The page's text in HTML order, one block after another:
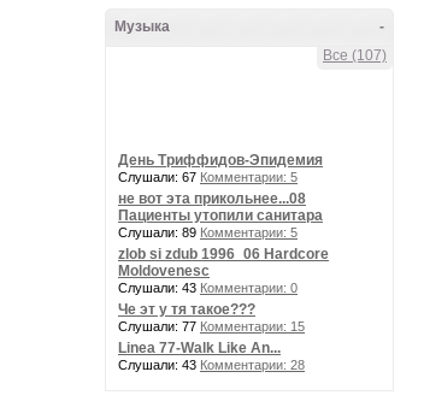
-
Музыка
Все (107)
День Триффидов-Эпидемия
Слушали: 67 Комментарии: 5
не вот эта прикольнее...08
Пациенты утопили санитара
Слушали: 89 Комментарии: 5
zlob si zdub 1996_06 Hardcore
Moldovenesc
Слушали: 43 Комментарии: 0
Че эт у тя такое???
Слушали: 77 Комментарии: 15
Linea 77-Walk Like An...
Слушали: 43 Комментарии: 28